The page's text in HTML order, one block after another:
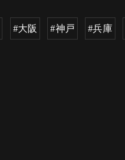
#大阪 #神戸 #兵庫